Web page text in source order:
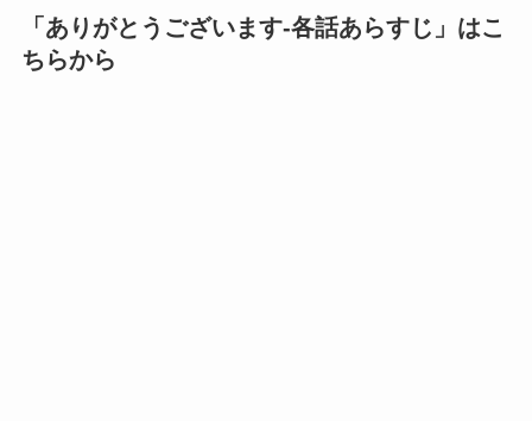
「 ありがとうございます-各話あらすじ 」はこ
ちらから